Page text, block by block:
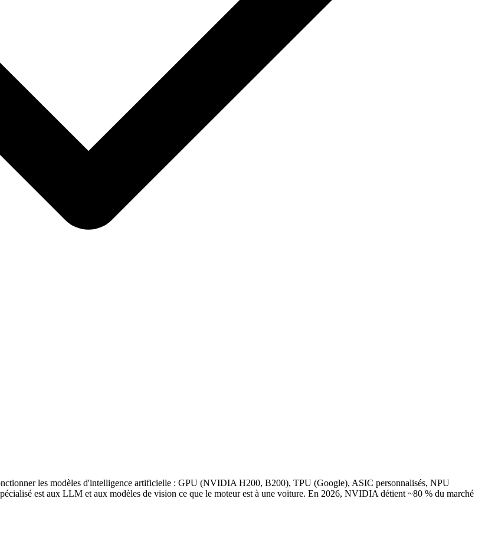
les modèles d'intelligence artificielle : GPU (NVIDIA H200, B200), TPU (Google), ASIC personnalisés, NPU
est aux LLM et aux modèles de vision ce que le moteur est à une voiture. En 2026, NVIDIA détient ~80 % du marché